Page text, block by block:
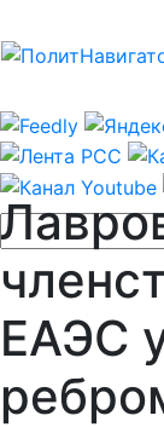
ЕАЭС